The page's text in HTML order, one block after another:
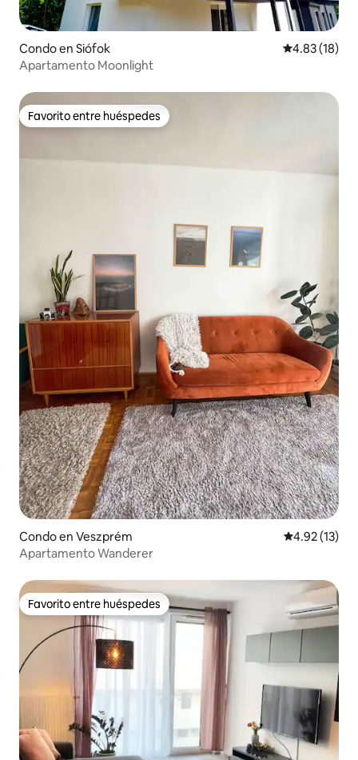
Condo en Siófok Calificación
4.83 (18)
Apartamento Moonlight
Favorito entre huéspedes
Favorito entre huéspedes
Condo en Veszprém Calificación
4.92 (13)
Apartamento Wanderer
Favorito entre huéspedes
Favorito entre huéspedes